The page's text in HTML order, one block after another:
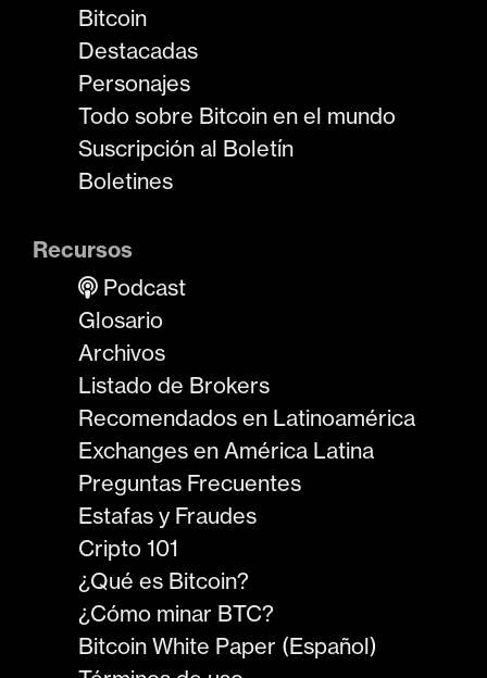
Bitcoin
Destacadas
Personajes
Todo sobre Bitcoin en el mundo
Suscripción al Boletín
Boletines
Recursos
Podcast
Glosario
Archivos
Listado de Brokers
Recomendados en Latinoamérica
Exchanges en América Latina
Preguntas Frecuentes
Estafas y Fraudes
Cripto 101
¿Qué es Bitcoin?
¿Cómo minar BTC?
Bitcoin White Paper (Español)